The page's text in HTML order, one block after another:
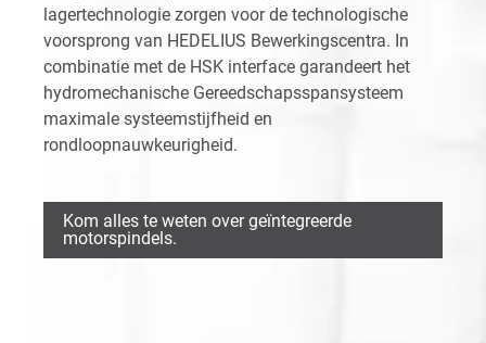
lagertechnologie zorgen voor de technologische
voorsprong van HEDELIUS Bewerkingscentra. In
combinatie met de HSK interface garandeert het
hydromechanische Gereedschapsspansysteem
maximale systeemstijfheid en
rondloopnauwkeurigheid.
Kom alles te weten over geïntegreerde
motorspindels.